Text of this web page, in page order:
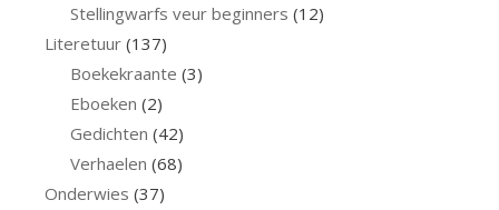
Stellingwarfs veur beginners (12)
Literetuur (137)
Boekekraante (3)
Eboeken (2)
Gedichten (42)
Verhaelen (68)
Onderwies (37)